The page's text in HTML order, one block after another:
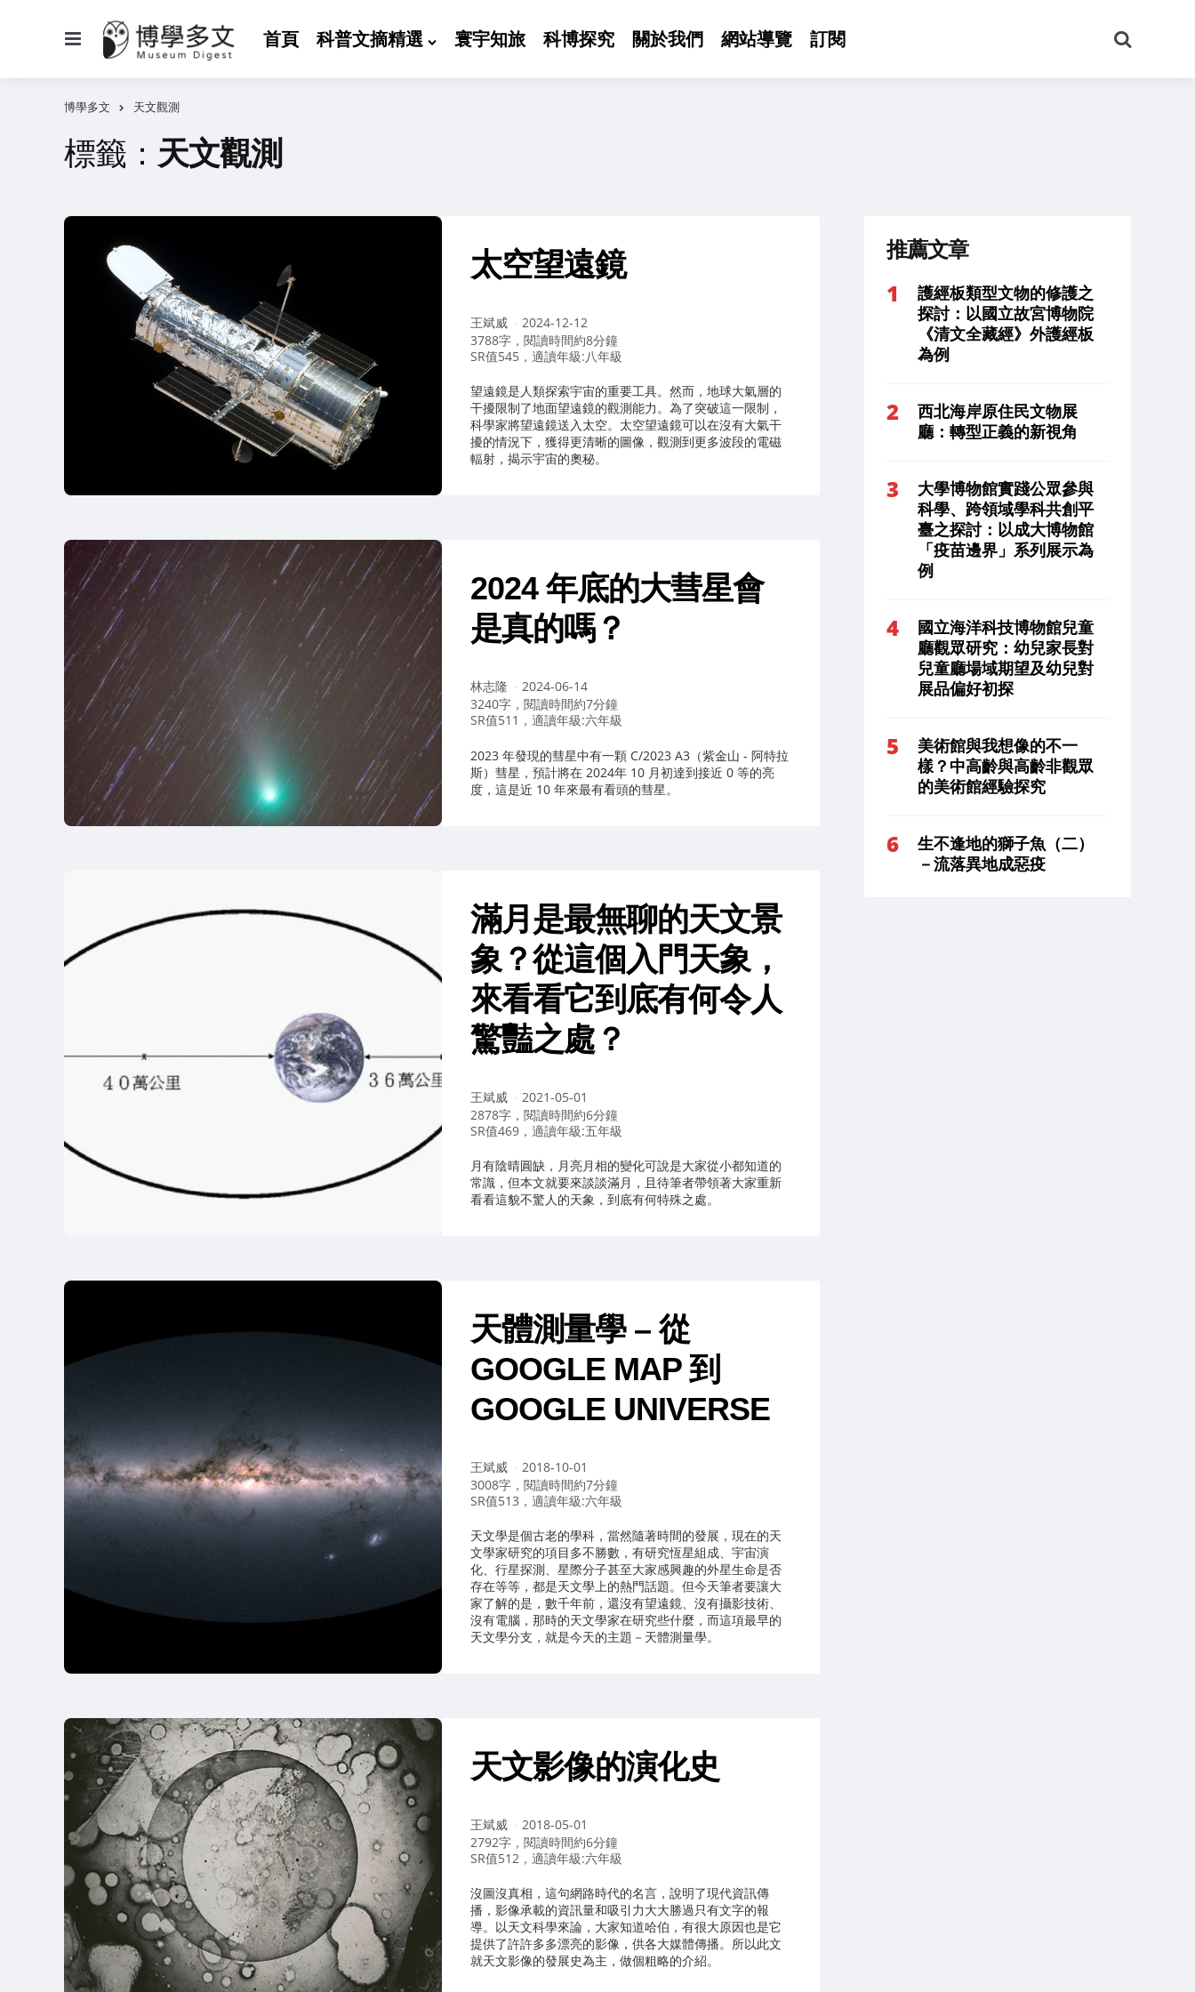
首頁 科普文摘精選 寰宇知旅 科博探究 關於我們 網站導覽 訂閱
尋
博學多文 天文觀測
標籤： 天文觀測
太空望遠鏡
作
者：
王斌威
2024-12-12
3788字，閱讀時間約8分鐘
SR值545，適讀年級:八年級
望遠鏡是人類探索宇宙的重要工具。然而，地球大氣層的
干擾限制了地面望遠鏡的觀測能力。為了突破這一限制，
科學家將望遠鏡送入太空。太空望遠鏡可以在沒有大氣干
擾的情況下，獲得更清晰的圖像，觀測到更多波段的電磁
輻射，揭示宇宙的奧秘。
2024 年底的大彗星會
是真的嗎？
作
者：
林志隆
2024-06-14
3240字，閱讀時間約7分鐘
SR值511，適讀年級:六年級
2023 年發現的彗星中有一顆 C/2023 A3（紫金山 - 阿特拉
斯）彗星，預計將在 2024年 10 月初達到接近 0 等的亮
度，這是近 10 年來最有看頭的彗星。
滿月是最無聊的天文景
象？從這個入門天象，
來看看它到底有何令人
驚豔之處？
作
者：
王斌威
2021-05-01
2878字，閱讀時間約6分鐘
SR值469，適讀年級:五年級
月有陰晴圓缺，月亮月相的變化可說是大家從小都知道的
常識，但本文就要來談談滿月，且待筆者帶領著大家重新
看看這貌不驚人的天象，到底有何特殊之處。
天體測量學 – 從
GOOGLE MAP 到
GOOGLE UNIVERSE
作
者：
王斌威
2018-10-01
3008字，閱讀時間約7分鐘
SR值513，適讀年級:六年級
天文學是個古老的學科，當然隨著時間的發展，現在的天
文學家研究的項目多不勝數，有研究恆星組成、宇宙演
化、行星探測、星際分子甚至大家感興趣的外星生命是否
存在等等，都是天文學上的熱門話題。但今天筆者要讓大
家了解的是，數千年前，還沒有望遠鏡、沒有攝影技術、
沒有電腦，那時的天文學家在研究些什麼，而這項最早的
天文學分支，就是今天的主題－天體測量學。
天文影像的演化史
作
者：
王斌威
2018-05-01
2792字，閱讀時間約6分鐘
SR值512，適讀年級:六年級
沒圖沒真相，這句網路時代的名言，說明了現代資訊傳
播，影像承載的資訊量和吸引力大大勝過只有文字的報
導。以天文科學來論，大家知道哈伯，有很大原因也是它
提供了許許多多漂亮的影像，供各大媒體傳播。所以此文
就天文影像的發展史為主，做個粗略的介紹。
推薦文章
護經板類型文物的修護之
探討：以國立故宮博物院
《清文全藏經》外護經板
為例
西北海岸原住民文物展
廳：轉型正義的新視角
大學博物館實踐公眾參與
科學、跨領域學科共創平
臺之探討：以成大博物館
「疫苗邊界」系列展示為
例
國立海洋科技博物館兒童
廳觀眾研究：幼兒家長對
兒童廳場域期望及幼兒對
展品偏好初探
美術館與我想像的不一
樣？中高齡與高齡非觀眾
的美術館經驗探究
生不逢地的獅子魚（二）
－流落異地成惡疫